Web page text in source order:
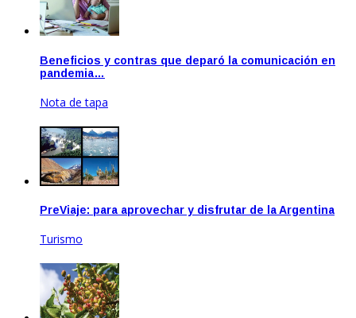
Beneficios y contras que deparó la comunicación en
pandemia…
Nota de tapa
PreViaje: para aprovechar y disfrutar de la Argentina
Turismo